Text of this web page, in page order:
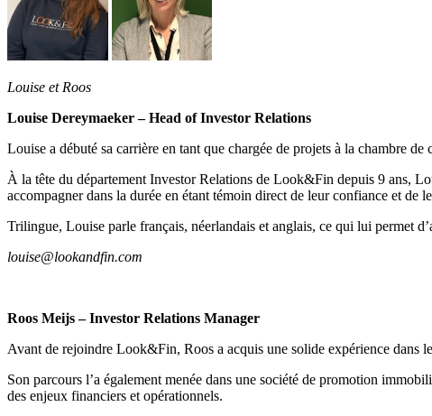
Louise et Roos
Louise Dereymaeker – Head of Investor Relations
Louise a débuté sa carrière en tant que chargée de projets à la chambre
À la tête du département Investor Relations de Look&Fin depuis 9 ans,
accompagner dans la durée en étant témoin direct de leur confiance et de
Trilingue, Louise parle français, néerlandais et anglais, ce qui lui permet
louise@lookandfin.com
Roos Meijs – Investor Relations Manager
Avant de rejoindre Look&Fin, Roos a acquis une solide expérience dans
Son parcours l’a également menée dans une société de promotion
des enjeux financiers et opérationnels.